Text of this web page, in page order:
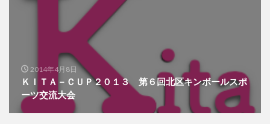
2014年4月8日
ＫＩＴＡ－ＣＵＰ２０１３ 第６回北区キンボールスポ
ーツ交流大会